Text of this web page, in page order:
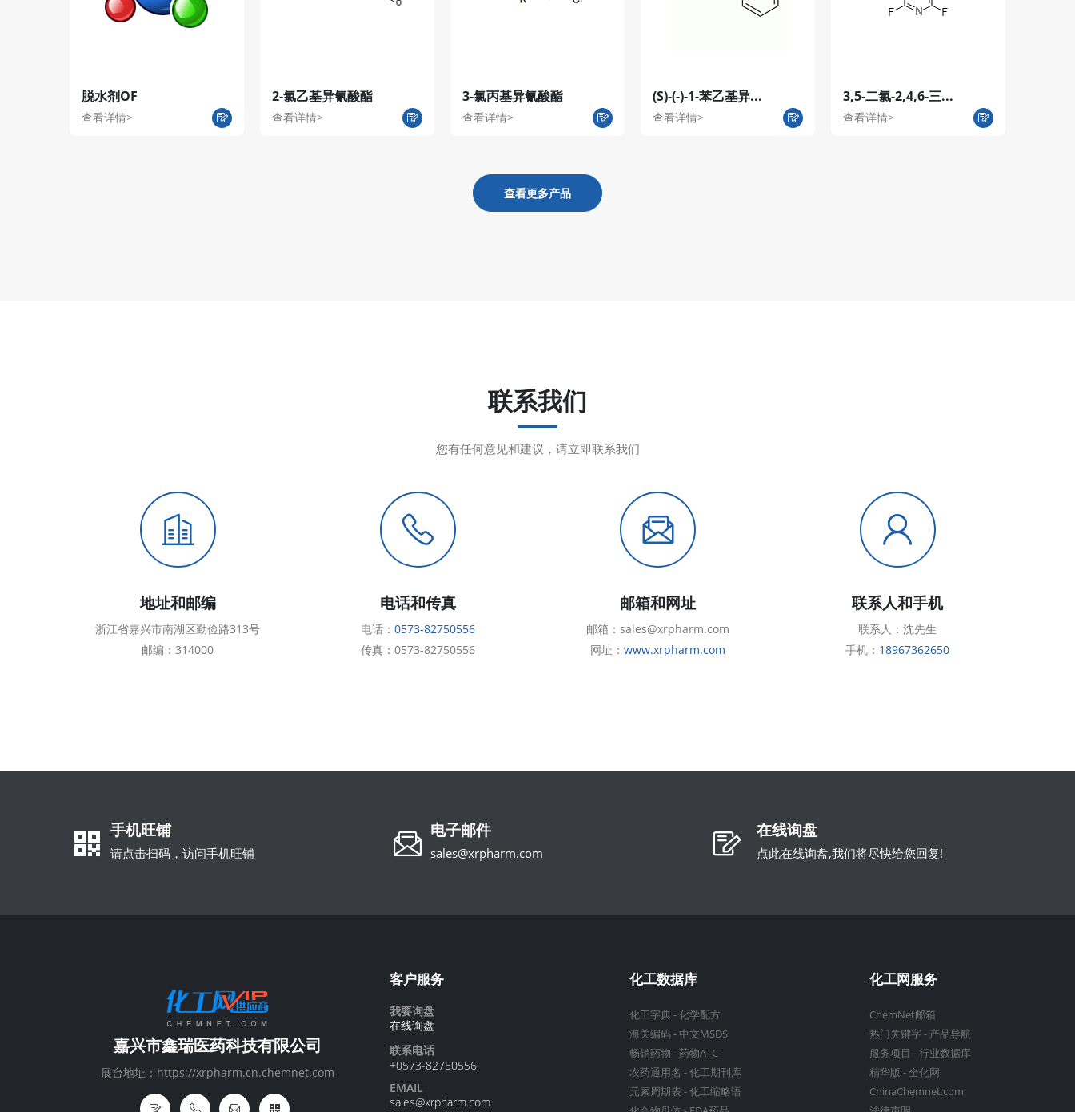
脱水剂OF
查看详情>
2-氯乙基异氰酸酯
查看详情>
3-氯丙基异氰酸酯
查看详情>
(S)-(-)-1-苯乙基异...
查看详情>
3,5-二氯-2,4,6-三...
查看详情>
查看更多产品
联系我们
您有任何意见和建议，请立即联系我们
地址和邮编
浙江省嘉兴市南湖区勤俭路313号
邮编：314000
电话和传真
电话： 0573-82750556
传真：0573-82750556
邮箱和网址
邮箱：sales@xrpharm.com
网址： www.xrpharm.com
联系人和手机
联系人：沈先生
手机： 18967362650
手机旺铺
请点击扫码，访问手机旺铺
电子邮件
sales@xrpharm.com
在线询盘
点此在线询盘,我们将尽快给您回复!
嘉兴市鑫瑞医药科技有限公司
展台地址：https://xrpharm.cn.chemnet.com
客户服务
我要询盘
在线询盘
联系电话
+0573-82750556
EMAIL
sales@xrpharm.com
化工数据库
化工字典 -化学配方
海关编码- 中文MSDS
畅销药物 -药物ATC
农药通用名 -化工期刊库
元素周期表 -化工缩略语
化工网服务
ChemNet邮箱
热门关键字- 产品导航
服务项目 -行业数据库
精华版 -全化网
ChinaChemnet.com